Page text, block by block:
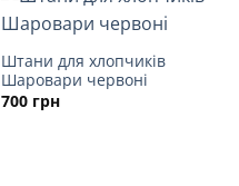
Штани для хлопчиків
Шаровари червоні
700 грн